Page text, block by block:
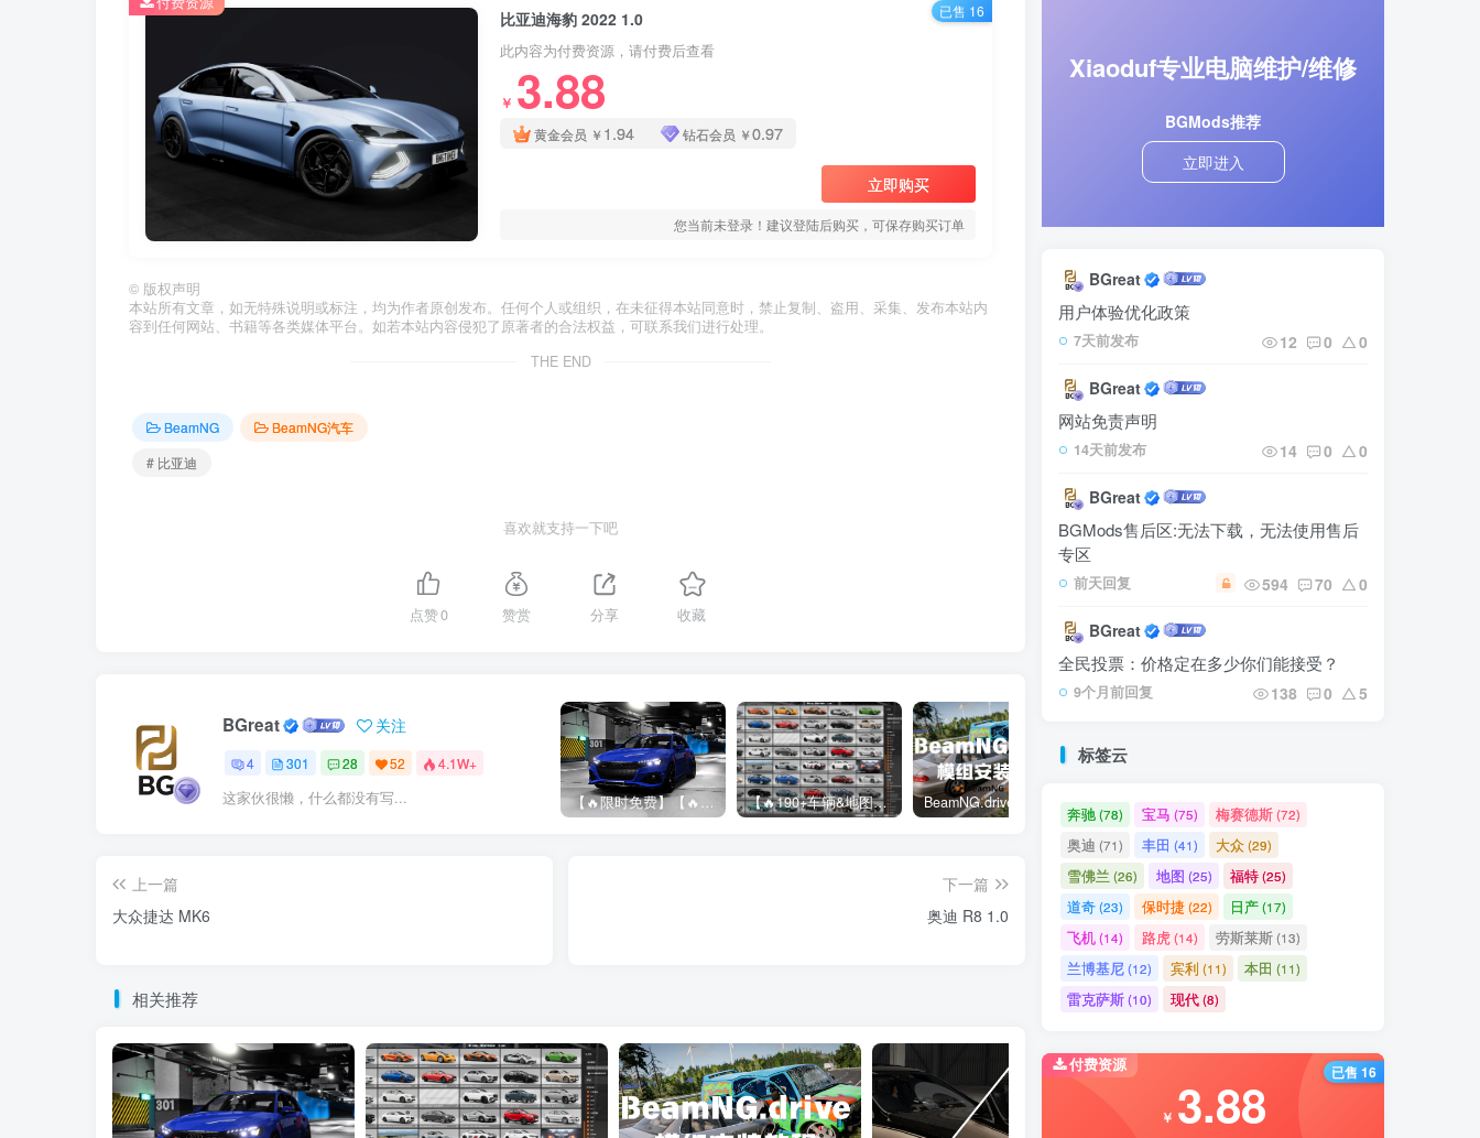
比亚迪海豹 2022 1.0
此内容为付费资源，请付费后查看
￥ 3.88
黄金会员 ￥ 1.94 钻石会员 ￥0.97
立即购买
您当前未登录！建议登陆后购买，可保存购买订单
已售 16
© 版权声明
本站所有文章，如无特殊说明或标注，均为作者原创发布。任何个人或组织，在未征得本站同意时，禁止复制、盗用、采集、发布本站内
容到任何网站、书籍等各类媒体平台。如若本站内容侵犯了原著者的合法权益，可联系我们进行处理。
THE END
BeamNG
BeamNG汽车
# 比亚迪
喜欢就支持一下吧
点赞0 赞赏 分享 收藏
BGreat 关注
4 301 28 52 4.1W+
这家伙很懒，什么都没有写... 【🔥限时免费】【🔥超高质模组】2022 奥迪 A4/S4/RS4 Avant 2.61 【🔥190+车辆&地图】BeamNG整合包 BeamNG.drive 模组安装指南
上一篇
大众捷达 MK6
下一篇
奥迪 R8 1.0
相关推荐
Xiaoduf专业电脑维护/维修
BGMods推荐
立即进入
BGreat
用户体验优化政策
7天前发布 12 0 0
BGreat
网站免责声明
14天前发布 14 0 0
BGreat
BGMods售后区:无法下载，无法使用售后
专区
前天回复 594 70 0
BGreat
全民投票：价格定在多少你们能接受？
9个月前回复 138 0 5
标签云
奔驰(78) 宝马 (75) 梅赛德斯(72)
奥迪 (71) 丰田 (41) 大众(29)
雪佛兰 (26) 地图 (25) 福特(25)
道奇(23) 保时捷(22) 日产(17)
飞机(14) 路虎(14) 劳斯莱斯(13)
兰博基尼(12) 宾利 (11) 本田 (11)
雷克萨斯(10) 现代(8)
付费资源
￥ 3.88 已售 16